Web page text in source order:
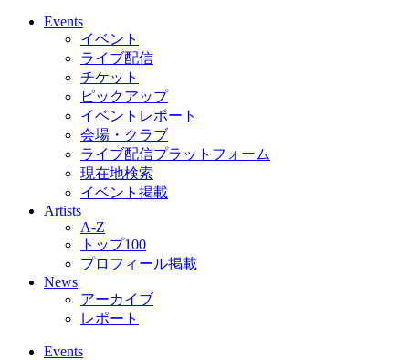
Events
イベント
ライブ配信
チケット
ピックアップ
イベントレポート
会場・クラブ
ライブ配信プラットフォーム
現在地検索
イベント掲載
Artists
A-Z
トップ100
プロフィール掲載
News
アーカイブ
レポート
Events